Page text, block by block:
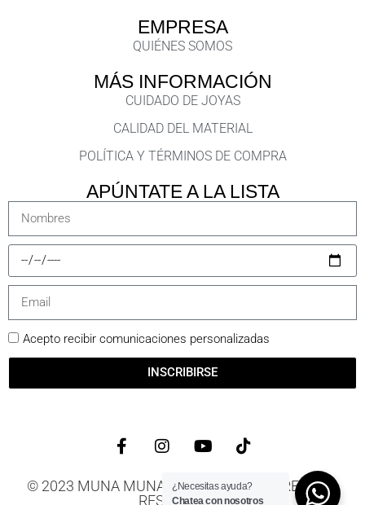
EMPRESA
QUIÉNES SOMOS
MÁS INFORMACIÓN
CUIDADO DE JOYAS
CALIDAD DEL MATERIAL
POLÍTICA Y TÉRMINOS DE COMPRA
APÚNTATE A LA LISTA
Acepto recibir comunicaciones personalizadas
INSCRIBIRSE
© 2023 MUNA MUNAY - TODOS LOS DERECHOS
RESERVADOS
¿Necesitas ayuda?
Chatea con nosotros